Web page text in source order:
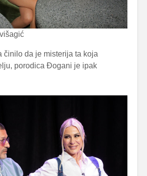
činilo da je misterija ta koja
porodica Đogani je ipak